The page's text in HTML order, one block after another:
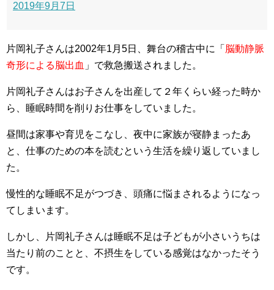
2019年9月7日
片岡礼子さんは2002年1月5日、舞台の稽古中に「 脳動静脈
奇形による脳出血 」で救急搬送されました。
片岡礼子さんはお子さんを出産して２年くらい経った時か
ら、睡眠時間を削りお仕事をしていました。
昼間は家事や育児をこなし、夜中に家族が寝静まったあ
と、仕事のための本を読むという生活を繰り返していまし
た。
慢性的な睡眠不足がつづき、頭痛に悩まされるようになっ
てしまいます。
しかし、片岡礼子さんは睡眠不足は子どもが小さいうちは
当たり前のことと、不摂生をしている感覚はなかったそう
です。